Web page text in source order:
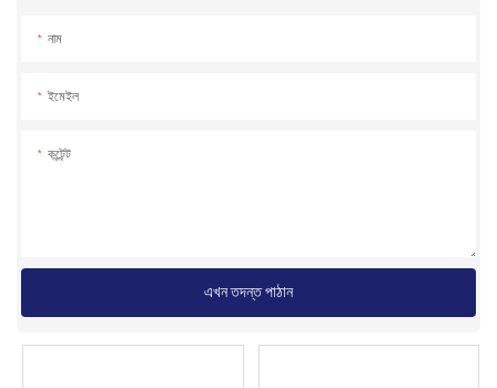
নাম
ইমেইল
কন্টেন্ট
এখন তদন্ত পাঠান